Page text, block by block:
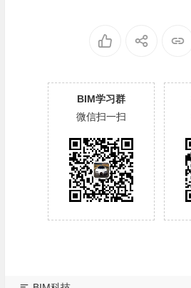
BIM学习群
微信扫一扫